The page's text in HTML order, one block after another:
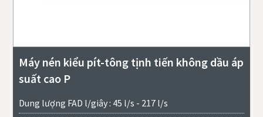
Máy nén kiểu pít-tông tịnh tiến không dầu áp
suất cao P
Dung lượng FAD l/giây : 45 l/s - 217 l/s